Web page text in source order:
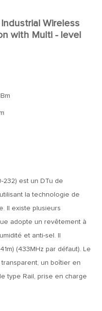
Wireless
with Multi - level
232) est un DTu de
la technologie de
Il existe plusieurs
adopte un revêtement à
et anti-sel. Il
(433MHz par défaut). Le
un boîtier en
type Rail, prise en charge